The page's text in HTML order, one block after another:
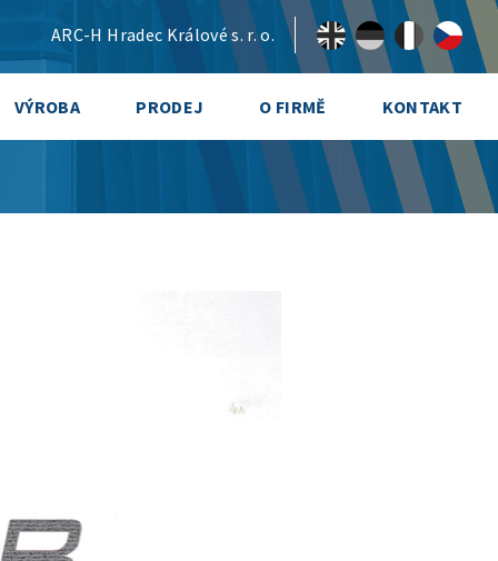
VÝROBA PRODEJ O FIRMĚ KONTAKT
ARC-H Hradec Králové s. r. o.